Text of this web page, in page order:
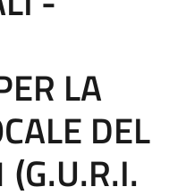
LA
DEL